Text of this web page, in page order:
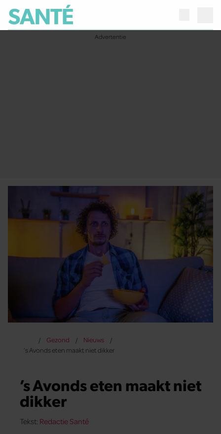
Gezond
Nieuws
’s Avonds eten maakt niet dikker
’s Avonds eten maakt niet
dikker
Tekst: Redactie Santé